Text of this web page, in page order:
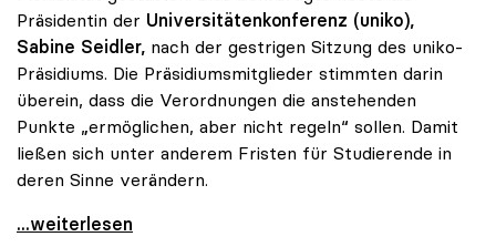
Präsidentin der Universitätenkonferenz (uniko),
Sabine Seidler, nach der gestrigen Sitzung des uniko-
Präsidiums. Die Präsidiumsmitglieder stimmten darin
überein, dass die Verordnungen die anstehenden
Punkte „ermöglichen, aber nicht regeln“ sollen. Damit
ließen sich unter anderem Fristen für Studierende in
deren Sinne verändern.
Seidler: Verordnungsermächtigung soll Handlungen
...weiterlesen